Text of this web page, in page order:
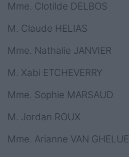
Mme. Clotilde DELBOS
M. Claude HELIAS
Mme. Nathalie JANVIER
M. Xabi ETCHEVERRY
Mme. Sophie MARSAUD
M. Jordan ROUX
Mme. Arianne VAN GHELUE